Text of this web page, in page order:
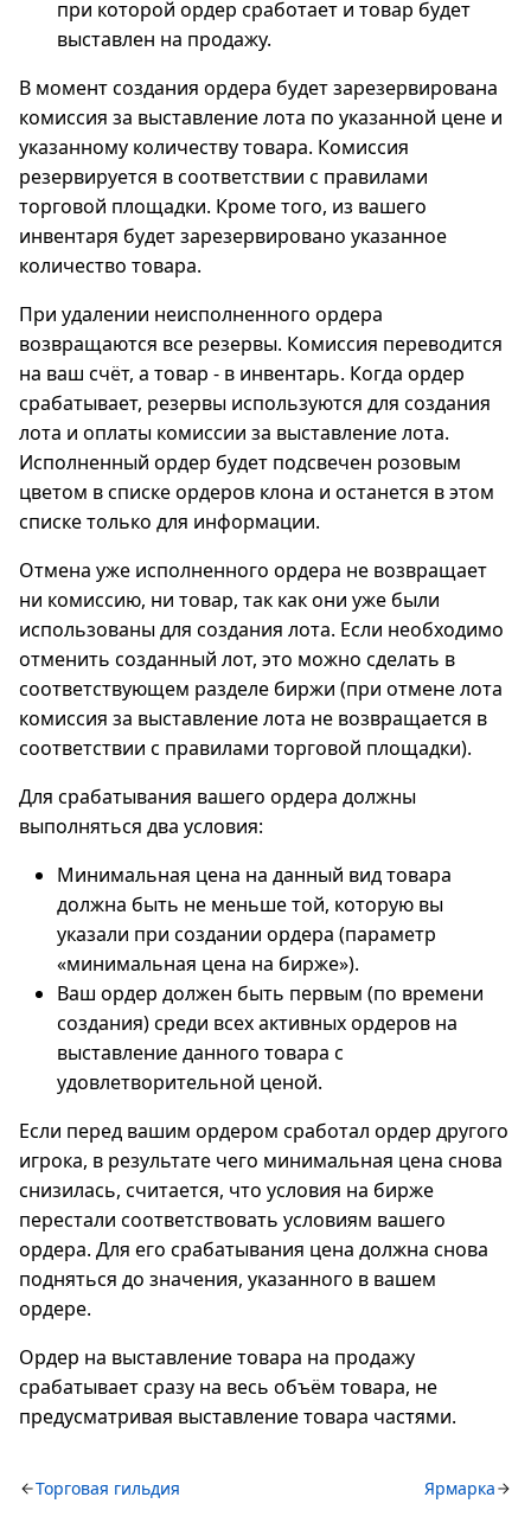
при которой ордер сработает и товар будет
выставлен на продажу.
В момент создания ордера будет зарезервирована
комиссия за выставление лота по указанной цене и
указанному количеству товара. Комиссия
резервируется в соответствии с правилами
торговой площадки. Кроме того, из вашего
инвентаря будет зарезервировано указанное
количество товара.
При удалении неисполненного ордера
возвращаются все резервы. Комиссия переводится
на ваш счёт, а товар - в инвентарь. Когда ордер
срабатывает, резервы используются для создания
лота и оплаты комиссии за выставление лота.
Исполненный ордер будет подсвечен розовым
цветом в списке ордеров клона и останется в этом
списке только для информации.
Отмена уже исполненного ордера не возвращает
ни комиссию, ни товар, так как они уже были
использованы для создания лота. Если необходимо
отменить созданный лот, это можно сделать в
соответствующем разделе биржи (при отмене лота
комиссия за выставление лота не возвращается в
соответствии с правилами торговой площадки).
Для срабатывания вашего ордера должны
выполняться два условия:
Минимальная цена на данный вид товара
должна быть не меньше той, которую вы
указали при создании ордера (параметр
«минимальная цена на бирже»).
Ваш ордер должен быть первым (по времени
создания) среди всех активных ордеров на
выставление данного товара с
удовлетворительной ценой.
Если перед вашим ордером сработал ордер другого
игрока, в результате чего минимальная цена снова
снизилась, считается, что условия на бирже
перестали соответствовать условиям вашего
ордера. Для его срабатывания цена должна снова
подняться до значения, указанного в вашем
ордере.
Ордер на выставление товара на продажу
срабатывает сразу на весь объём товара, не
предусматривая выставление товара частями.
Торговая гильдия Ярмарка